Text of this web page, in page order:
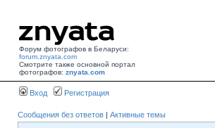
Форум фотографов в Беларуси:
forum.znyata.com
Смотрите также основной портал
фотографов: znyata.com
Вход Регистрация
Сообщения без ответов | Активные темы